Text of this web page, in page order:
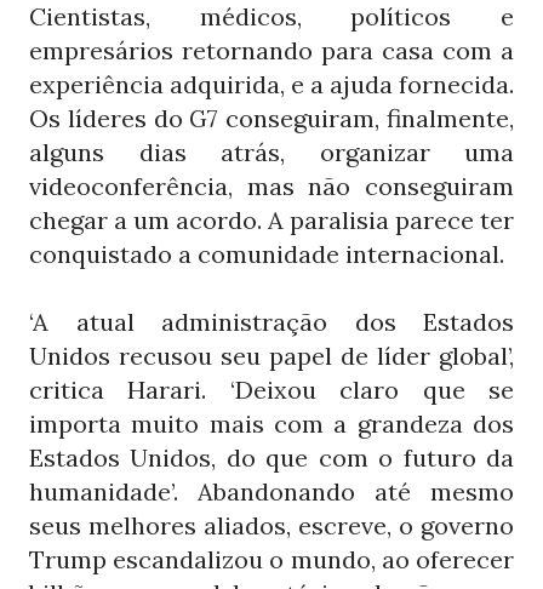
Cientistas, médicos, políticos e
empresários retornando para casa com a
experiência adquirida, e a ajuda fornecida.
Os líderes do G7 conseguiram, finalmente,
alguns dias atrás, organizar uma
videoconferência, mas não conseguiram
chegar a um acordo. A paralisia parece ter
conquistado a comunidade internacional.
‘A atual administração dos Estados
Unidos recusou seu papel de líder global’,
critica Harari. ‘Deixou claro que se
importa muito mais com a grandeza dos
Estados Unidos, do que com o futuro da
humanidade’. Abandonando até mesmo
seus melhores aliados, escreve, o governo
Trump escandalizou o mundo, ao oferecer